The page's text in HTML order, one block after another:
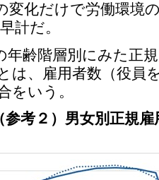
変化だけで労働環境
計だ。
年齢階層別にみた正
は、雇用者数（役員
をいう。
（参考２）男女別正規